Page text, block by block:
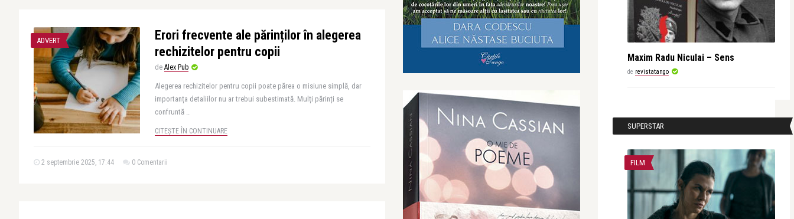
ADVERT
Erori frecvente ale părinților în alegerea
rechizitelor pentru copii
de Alex Pub
Alegerea rechizitelor pentru copii poate părea o misiune simplă, dar
importanța detaliilor nu ar trebui subestimată. Mulți părinți se
confruntă ..
CITEȘTE ÎN CONTINUARE
2 septembrie 2025, 17:44 0 Comentarii
Maxim Radu Niculai – Sens
de revistatango
SUPERSTAR
FILM